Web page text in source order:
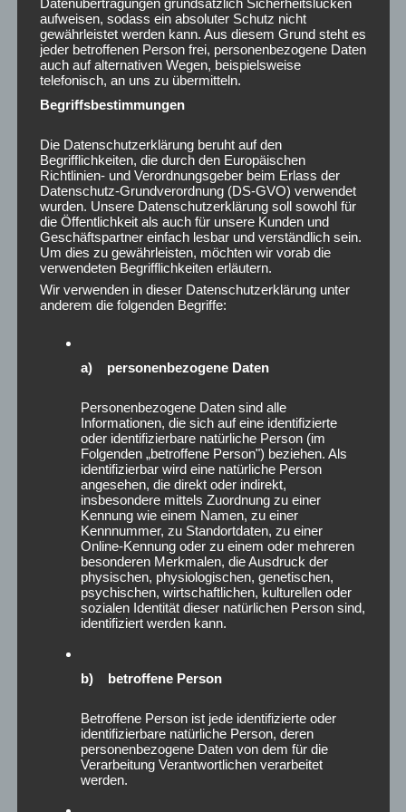
Januar 2025
Dezember 2024
November 2024
Oktober 2024
August 2024
Juli 2024
Juni 2024
Mai 2024
April 2024
März 2024
Februar 2024
Januar 2024
Dezember 2023
November 2023
April 2023
Februar 2023
Januar 2023
Dezember 2022
August 2022
März 2022
Januar 2022
Oktober 2021
September 2021
April 2021
März 2021
aufweisen, sodass ein absoluter Schutz nicht
gewährleistet werden kann. Aus diesem Grund steht es
jeder betroffenen Person frei, personenbezogene Daten
auch auf alternativen Wegen, beispielsweise
telefonisch, an uns zu übermitteln.
Begriffsbestimmungen
Die Datenschutzerklärung beruht auf den
Begrifflichkeiten, die durch den Europäischen
Richtlinien- und Verordnungsgeber beim Erlass der
Datenschutz-Grundverordnung (DS-GVO) verwendet
wurden. Unsere Datenschutzerklärung soll sowohl für
die Öffentlichkeit als auch für unsere Kunden und
Geschäftspartner einfach lesbar und verständlich sein.
Um dies zu gewährleisten, möchten wir vorab die
verwendeten Begrifflichkeiten erläutern.
Wir verwenden in dieser Datenschutzerklärung unter
anderem die folgenden Begriffe:
a) personenbezogene Daten
Personenbezogene Daten sind alle
Informationen, die sich auf eine identifizierte
oder identifizierbare natürliche Person (im
Folgenden „betroffene Person") beziehen. Als
identifizierbar wird eine natürliche Person
angesehen, die direkt oder indirekt,
insbesondere mittels Zuordnung zu einer
Kennung wie einem Namen, zu einer
Kennnummer, zu Standortdaten, zu einer
Online-Kennung oder zu einem oder mehreren
besonderen Merkmalen, die Ausdruck der
physischen, physiologischen, genetischen,
psychischen, wirtschaftlichen, kulturellen oder
sozialen Identität dieser natürlichen Person sind,
identifiziert werden kann.
b) betroffene Person
Betroffene Person ist jede identifizierte oder
identifizierbare natürliche Person, deren
personenbezogene Daten von dem für die
Verarbeitung Verantwortlichen verarbeitet
werden.